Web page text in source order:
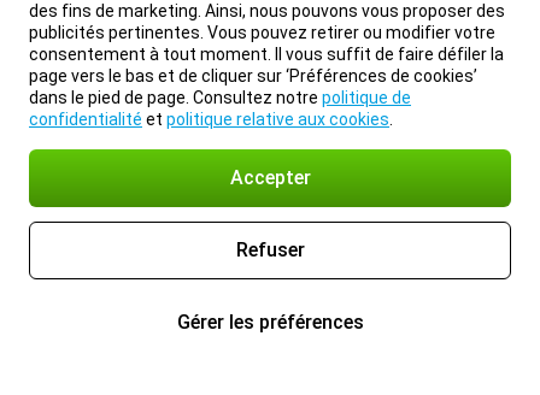
des fins de marketing. Ainsi, nous pouvons vous proposer des
publicités pertinentes. Vous pouvez retirer ou modifier votre
consentement à tout moment. Il vous suffit de faire défiler la
page vers le bas et de cliquer sur ‘Préférences de cookies’
dans le pied de page. Consultez notre politique de
confidentialité et politique relative aux cookies
Accepter
Refuser
Gérer les préférences